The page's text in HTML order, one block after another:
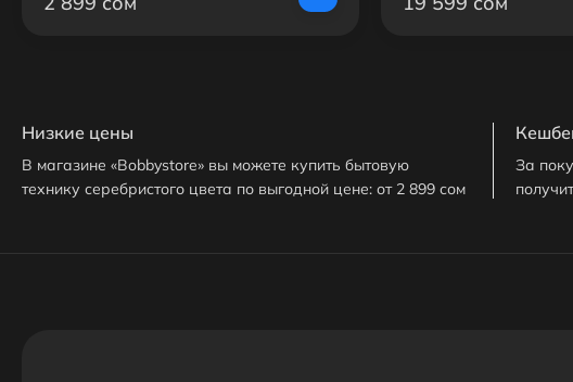
Низкие цены
В магазине «Bobbystore» вы можете купить бытовую
технику серебристого цвета по выгодной цене: от 2 899 сом
За